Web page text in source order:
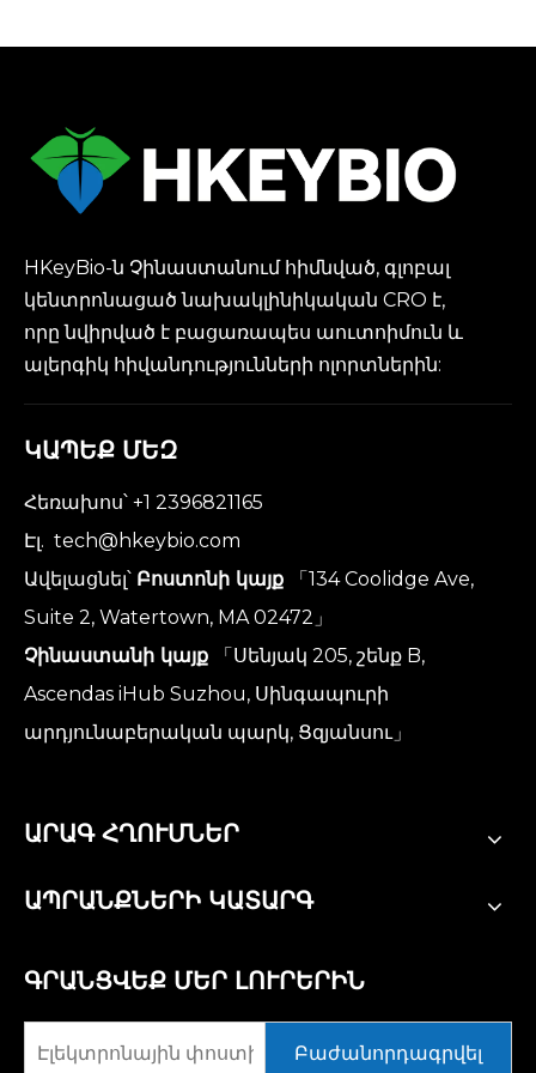
HKeyBio-ն Չինաստանում հիմնված, գլոբալ
կենտրոնացած նախակլինիկական CRO է,
որը նվիրված է բացառապես աուտոիմուն և
ալերգիկ հիվանդությունների ոլորտներին:
ԿԱՊԵՔ ՄԵԶ
Հեռախոս՝ +1 2396821165
Էլ. tech@hkeybio.com
Ավելացնել՝ Բոստոնի կայք
「134 Coolidge Ave,
Suite 2, Watertown, MA 02472」
Չինաստանի կայք
「Սենյակ 205, շենք B,
Ascendas iHub Suzhou, Սինգապուրի
արդյունաբերական պարկ, Ցզյանսու」
ԱՐԱԳ ՀՂՈՒՄՆԵՐ
ԱՊՐԱՆՔՆԵՐԻ ԿԱՏԱՐԳ
ԳՐԱՆՑՎԵՔ ՄԵՐ ԼՈՒՐԵՐԻՆ
Բաժանորդագրվել